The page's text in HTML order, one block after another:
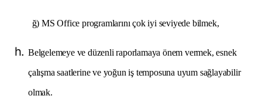
ğ) MS Office programlarını çok iyi seviyede bilmek,
Belgelemeye ve düzenli raporlamaya önem vermek, esnek
çalışma saatlerine ve yoğun iş temposuna uyum sağlayabilir
olmak.